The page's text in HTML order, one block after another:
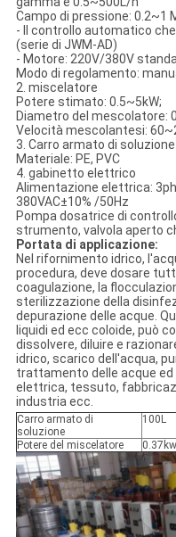
Campo di pressione: 0.2~1
- Il controllo automatico
(serie di JWM-AD)
- Motore: 220V/380V
Modo di regolamento:
2. miscelatore
Potere stimato: 0.5~5kW;
Diametro del mescolatore:
Velocità mescolantesi:
3. Carro armato di soluzione
Materiale: PE, PVC
4. gabinetto elettrico
Alimentazione elettrica:
380VAC±10% /50Hz
Pompa dosatrice di
strumento, valvola aperto
Portata di applicazione:
Nel rifornimento idrico,
procedura, deve dosare
coagulazione, la
sterilizzazione della
depurazione delle acque.
liquidi ed ecc coloide, può
dissolvere, diluire e
idrico, scarico dell'acqua,
trattamento delle acque
elettrica, tessuto,
industria ecc.
Carro armato di
soluzione
100L
Potere del miscelatore 0.37kw